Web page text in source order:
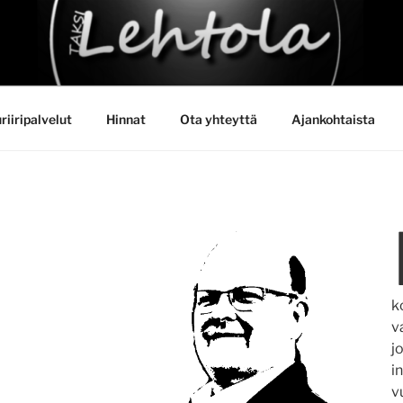
Hinnat Ota yhteyttä Ajankohtaista